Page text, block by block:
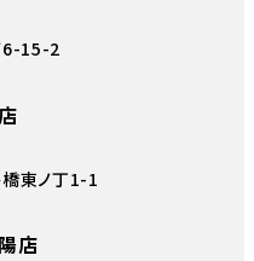
6-15-2
東ノ丁1-1
店